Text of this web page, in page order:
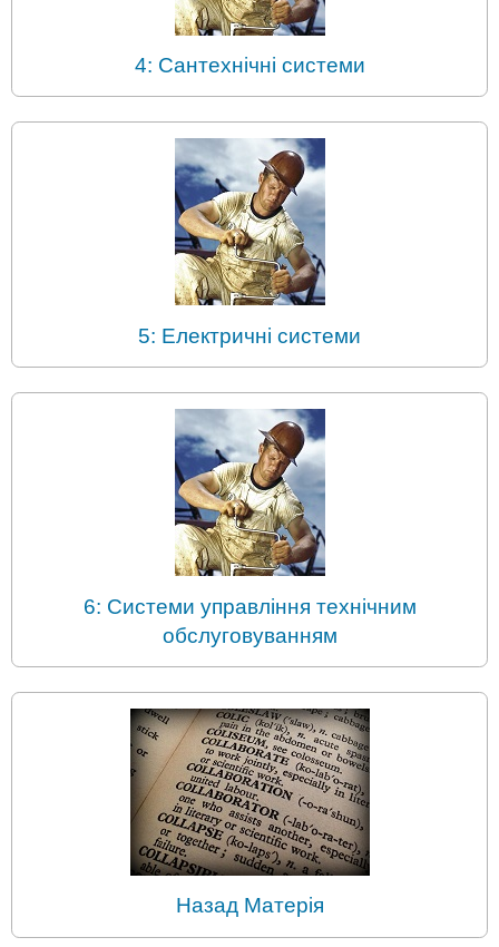
4: Сантехнічні системи
5: Електричні системи
6: Системи управління технічним
обслуговуванням
Назад Матерія